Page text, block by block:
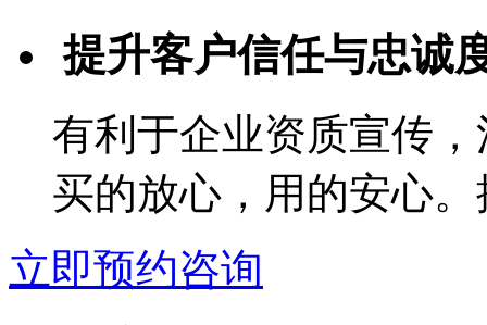
提升客户信任与忠诚
有利于企业资质宣传
买的放心，用的安心
立即预约咨询